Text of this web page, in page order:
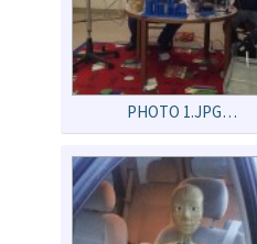
PHOTO 1.JPG…